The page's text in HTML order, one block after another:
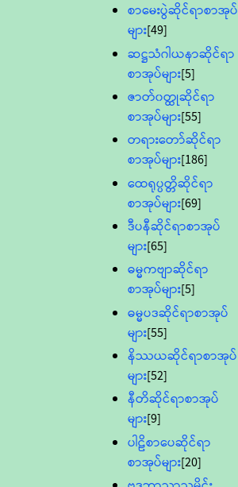
စာမေးပွဲဆိုင်ရာစာအုပ်
များ[49]
ဆဋ္ဌသံဂါယနာဆိုင်ရာ
စာအုပ်များ[5]
ဇာတ်၀တ္ထုဆိုင်ရာ
စာအုပ်များ[55]
တရားတော်ဆိုင်ရာ
စာအုပ်များ[186]
ထေရုပ္ပတ္တိဆိုင်ရာ
စာအုပ်များ[69]
ဒီပနီဆိုင်ရာစာအုပ်
များ[65]
ဓမ္မကဗျာဆိုင်ရာ
စာအုပ်များ[5]
ဓမ္မပဒဆိုင်ရာစာအုပ်
များ[55]
နိဿယဆိုင်ရာစာအုပ်
များ[52]
နီတိဆိုင်ရာစာအုပ်
များ[9]
ပါဠိစာပေဆိုင်ရာ
စာအုပ်များ[20]